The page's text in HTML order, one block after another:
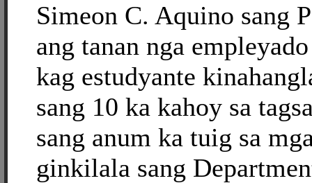
Simeon C. Aquino sang
ang tanan nga
kag estudyante
sang 10 ka kahoy sa
sang anum ka tuig sa
ginkilala sang